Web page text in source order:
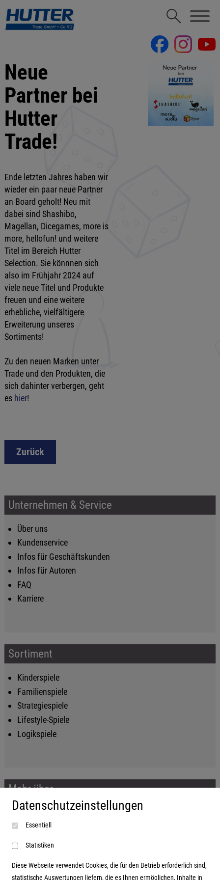
Neue
Partner bei
Hutter
Trade!
Ende letzten Jahres haben wir
wieder ein paar neue Partner
an Board geholt! Neu mit
dabei sind Shashibo,
Magellan, Dicegames, more is
more, hellofun! und weitere
Titel im Bereich Hutter
Selection. Sie könnnen sich
also im Frühjahr 2024 auf
viele neue Titel und Produkte
freuen und eine weitere
erhebliche, vielfältigere
Erweiterung unseres
Sortiments!
Zu den neuen Marken unter
Trade und den Produkten, die
sich dahinter verbergen, geht
es hier!
Zurück
Unternehmen & Service
Über uns
Kundenservice
Infos für Geschäftskunden
Infos für Autoren
FAQ
Karriere
Sortiment
Kinderspiele
Familienspiele
Strategiespiele
Lifestyle-Spiele
Logikspiele
Mehr über...
Impressum
AGB
Datenschutzerklärung
Datenschutzeinstellungen
Essentiell
Statistiken
Diese Webseite verwendet Cookies, die für den Betrieb erforderlich sind,
statistische Auswertungen liefern, die es Ihnen ermöglichen, Inhalte in